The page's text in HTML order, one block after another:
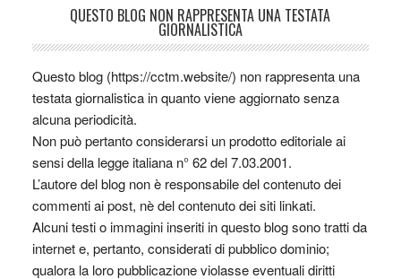
QUESTO BLOG NON RAPPRESENTA UNA TESTATA
GIORNALISTICA
Questo blog (https://cctm.website/) non rappresenta una
testata giornalistica in quanto viene aggiornato senza
alcuna periodicità.
Non può pertanto considerarsi un prodotto editoriale ai
sensi della legge italiana n° 62 del 7.03.2001.
L’autore del blog non è responsabile del contenuto dei
commenti ai post, nè del contenuto dei siti linkati.
Alcuni testi o immagini inseriti in questo blog sono tratti da
internet e, pertanto, considerati di pubblico dominio;
qualora la loro pubblicazione violasse eventuali diritti